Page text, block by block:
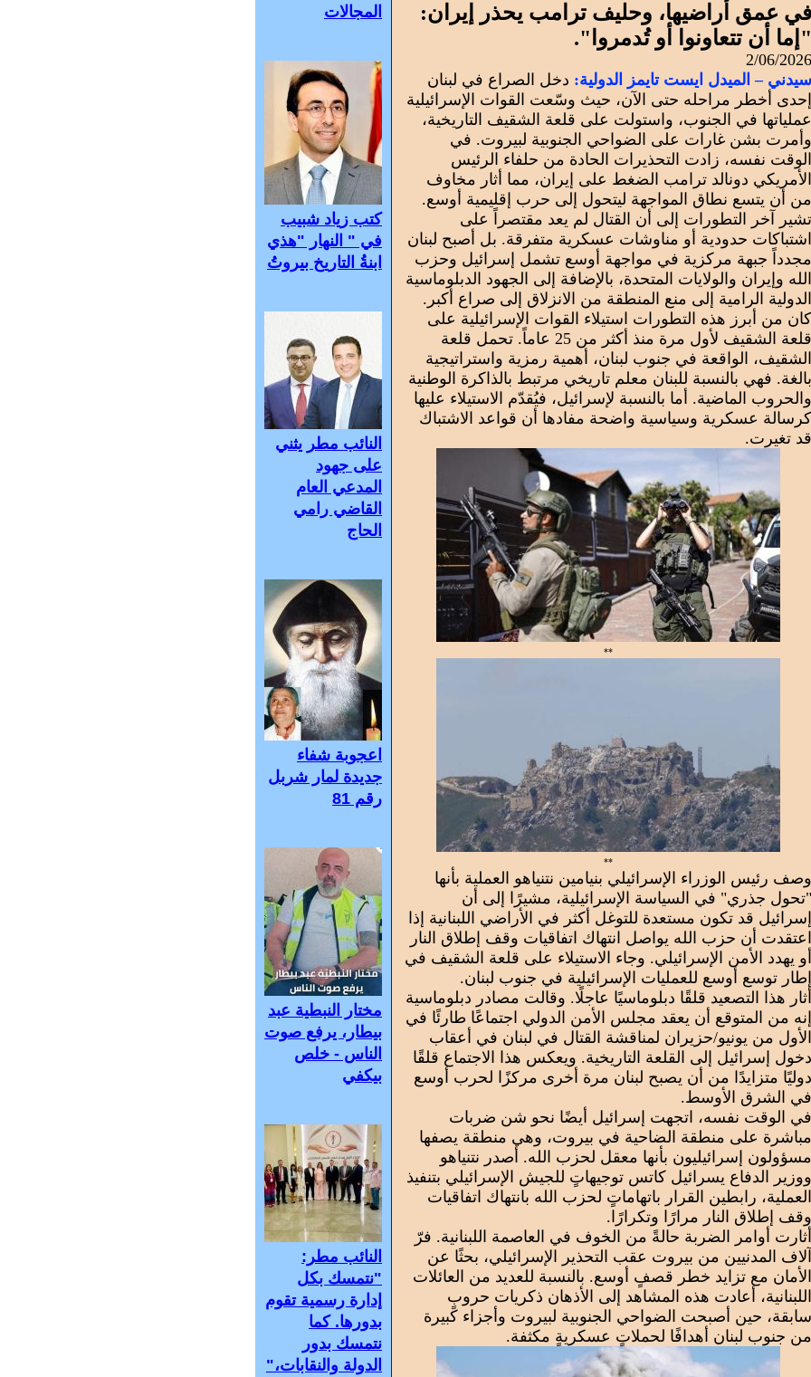
في عمق أراضيها، وحليف ترامب يحذر إيران:
"إما أن تتعاونوا أو تُدمروا".
2/06/2026
سيدني – الميدل ايست تايمز الدولية: دخل الصراع في لبنان
إحدى أخطر مراحله حتى الآن، حيث وسّعت القوات الإسرائيلية
عملياتها في الجنوب، واستولت على قلعة الشقيف التاريخية،
وأمرت بشن غارات على الضواحي الجنوبية لبيروت. في
الوقت نفسه، زادت التحذيرات الحادة من حلفاء الرئيس
الأمريكي دونالد ترامب الضغط على إيران، مما أثار مخاوف
من أن يتسع نطاق المواجهة ليتحول إلى حرب إقليمية أوسع.
تشير آخر التطورات إلى أن القتال لم يعد مقتصراً على
اشتباكات حدودية أو مناوشات عسكرية متفرقة. بل أصبح لبنان
مجدداً جبهة مركزية في مواجهة أوسع تشمل إسرائيل وحزب
الله وإيران والولايات المتحدة، بالإضافة إلى الجهود الدبلوماسية
الدولية الرامية إلى منع المنطقة من الانزلاق إلى صراع أكبر.
كان من أبرز هذه التطورات استيلاء القوات الإسرائيلية على
قلعة الشقيف لأول مرة منذ أكثر من 25 عاماً. تحمل قلعة
الشقيف، الواقعة في جنوب لبنان، أهمية رمزية واستراتيجية
بالغة. فهي بالنسبة للبنان معلم تاريخي مرتبط بالذاكرة الوطنية
والحروب الماضية. أما بالنسبة لإسرائيل، فيُقدّم الاستيلاء عليها
كرسالة عسكرية وسياسية واضحة مفادها أن قواعد الاشتباك
قد تغيرت.
**
**
وصف رئيس الوزراء الإسرائيلي بنيامين نتنياهو العملية بأنها
"تحول جذري" في السياسة الإسرائيلية، مشيرًا إلى أن
إسرائيل قد تكون مستعدة للتوغل أكثر في الأراضي اللبنانية إذا
اعتقدت أن حزب الله يواصل انتهاك اتفاقيات وقف إطلاق النار
أو يهدد الأمن الإسرائيلي. وجاء الاستيلاء على قلعة الشقيف في
إطار توسع أوسع للعمليات الإسرائيلية في جنوب لبنان.
أثار هذا التصعيد قلقًا دبلوماسيًا عاجلًا. وقالت مصادر دبلوماسية
إنه من المتوقع أن يعقد مجلس الأمن الدولي اجتماعًا طارئًا في
الأول من يونيو/حزيران لمناقشة القتال في لبنان في أعقاب
دخول إسرائيل إلى القلعة التاريخية. ويعكس هذا الاجتماع قلقًا
دوليًا متزايدًا من أن يصبح لبنان مرة أخرى مركزًا لحرب أوسع
في الشرق الأوسط.
في الوقت نفسه، اتجهت إسرائيل أيضًا نحو شن ضربات
مباشرة على منطقة الضاحية في بيروت، وهي منطقة يصفها
مسؤولون إسرائيليون بأنها معقل لحزب الله. أصدر نتنياهو
ووزير الدفاع يسرائيل كاتس توجيهاتٍ للجيش الإسرائيلي بتنفيذ
العملية، رابطين القرار باتهاماتٍ لحزب الله بانتهاك اتفاقيات
وقف إطلاق النار مرارًا وتكرارًا.
أثارت أوامر الضربة حالةً من الخوف في العاصمة اللبنانية. فرّ
آلاف المدنيين من بيروت عقب التحذير الإسرائيلي، بحثًا عن
الأمان مع تزايد خطر قصفٍ أوسع. بالنسبة للعديد من العائلات
اللبنانية، أعادت هذه المشاهد إلى الأذهان ذكريات حروبٍ
سابقة، حين أصبحت الضواحي الجنوبية لبيروت وأجزاء كبيرة
من جنوب لبنان أهدافًا لحملاتٍ عسكريةٍ مكثفة.
المجالات
كتب زياد شبيب
في " النهار "هذي
ابنةُ التاريخ بيروتُ
النائب مطر يثني
على جهود
المدعي العام
القاضي رامي
الحاج
اعجوبة شفاء
جديدة لمار شربل
رقم 81
مختار النبطية عبد
بيطار، يرفع صوت
الناس - خلص
بيكفي
النائب مطر:
"نتمسك بكل
إدارة رسمية تقوم
بدورها. كما
نتمسك بدور
الدولة والنقابات،"